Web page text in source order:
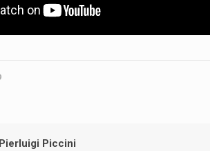
Pierluigi Piccini